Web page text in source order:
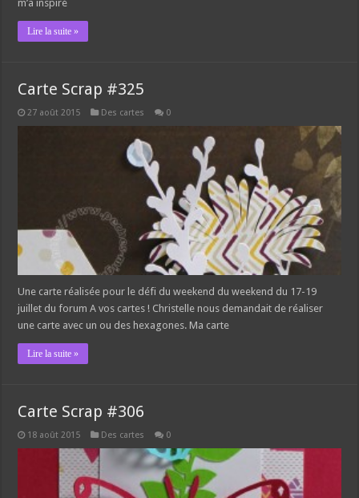
m’a inspiré
Lire la suite »
Carte Scrap #325
27 août 2015 Des cartes 0
Une carte réalisée pour le défi du weekend du weekend du 17-19
juillet du forum A vos cartes ! Christelle nous demandait de réaliser
une carte avec un ou des hexagones. Ma carte
Lire la suite »
Carte Scrap #306
18 août 2015 Des cartes 0